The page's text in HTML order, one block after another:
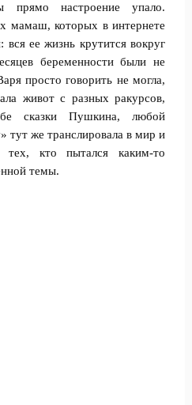
настроение упало.
мамаш, которых в интернете
ее жизнь крутится вокруг
беременности были не
просто говорить не могла,
живот с разных ракурсов,
сказки Пушкина, любой
тут же транслировала в мир и
тех, кто пытался каким-то
темы.